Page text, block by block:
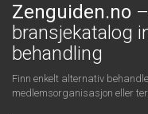
Zenguiden.no
bransjekatalog
behandling
Finn enkelt alternativ
medlemsorganisasjon eller